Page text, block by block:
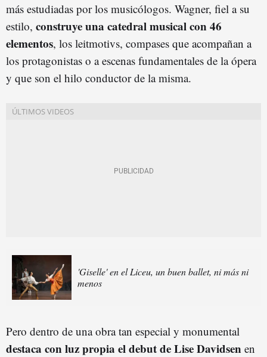
más estudiadas por los musicólogos. Wagner, fiel a su
estilo, construye una catedral musical con 46
elementos, los leitmotivs, compases que acompañan a
los protagonistas o a escenas fundamentales de la ópera
y que son el hilo conductor de la misma.
'Giselle' en el Liceu, un buen ballet, ni más ni
menos
Pero dentro de una obra tan especial y monumental
destaca con luz propia el debut de Lise Davidsen en